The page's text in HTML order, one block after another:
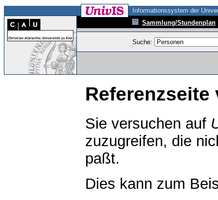
Informationssystem der
Sammlung/Stundenplan
Suche:
Referenzseite
Sie versuchen auf
zuzugreifen, die
paßt.
Dies kann zum